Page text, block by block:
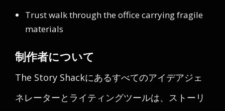
Trust walk through the office carrying fragile
materials
制作者について
The Story Shackにあるすべてのアイデアジェ
ネレーターとライティングツールは、ストーリ